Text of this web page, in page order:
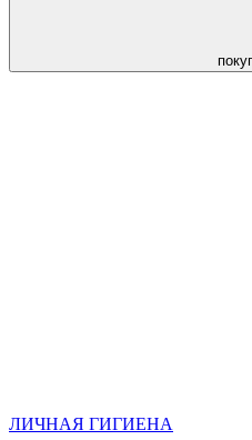
ЛИЧНАЯ ГИГИЕНА